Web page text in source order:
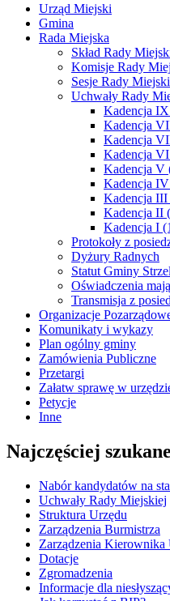
Urząd Miejski
Gmina
Rada Miejska
Skład Rady
Komisje Rady
Sesje Rady
Uchwały Rady
Kadencja
Kadencja
Kadencja
Kadencja
Kadencja V
Kadencja
Kadencja
Kadencja II
Kadencja I
Protokoły z
Dyżury Radnych
Statut Gminy
Oświadczenia
Transmisja z
Organizacje
Komunikaty i wykazy
Plan ogólny gminy
Zamówienia Publiczne
Przetargi
Załatw sprawę w
Petycje
Inne
Najczęściej szukane
Nabór kandydatów na
Uchwały Rady Miejskiej
Struktura Urzędu
Zarządzenia Burmistrza
Zarządzenia Kierownika
Dotacje
Zgromadzenia
Informacje dla